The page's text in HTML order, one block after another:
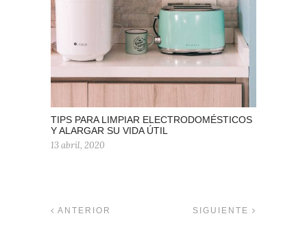
TIPS PARA LIMPIAR ELECTRODOMÉSTICOS
Y ALARGAR SU VIDA ÚTIL
13 abril, 2020
ANTERIOR SIGUIENTE